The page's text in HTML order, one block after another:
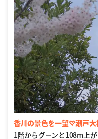
香川の景色を一望♡瀬戸大
1階からグーンと108m上